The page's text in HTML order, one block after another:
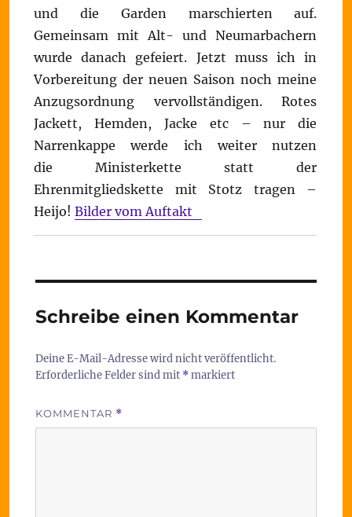
und die Garden marschierten auf.
Gemeinsam mit Alt- und Neumarbachern
wurde danach gefeiert. Jetzt muss ich in
Vorbereitung der neuen Saison noch meine
Anzugsordnung vervollständigen. Rotes
Jackett, Hemden, Jacke etc – nur die
Narrenkappe werde ich weiter nutzen
die Ministerkette statt der
Ehrenmitgliedskette mit Stotz tragen –
Heijo! Bilder vom Auftakt
Schreibe einen Kommentar
Deine E-Mail-Adresse wird nicht veröffentlicht.
Erforderliche Felder sind mit *markiert
KOMMENTAR *